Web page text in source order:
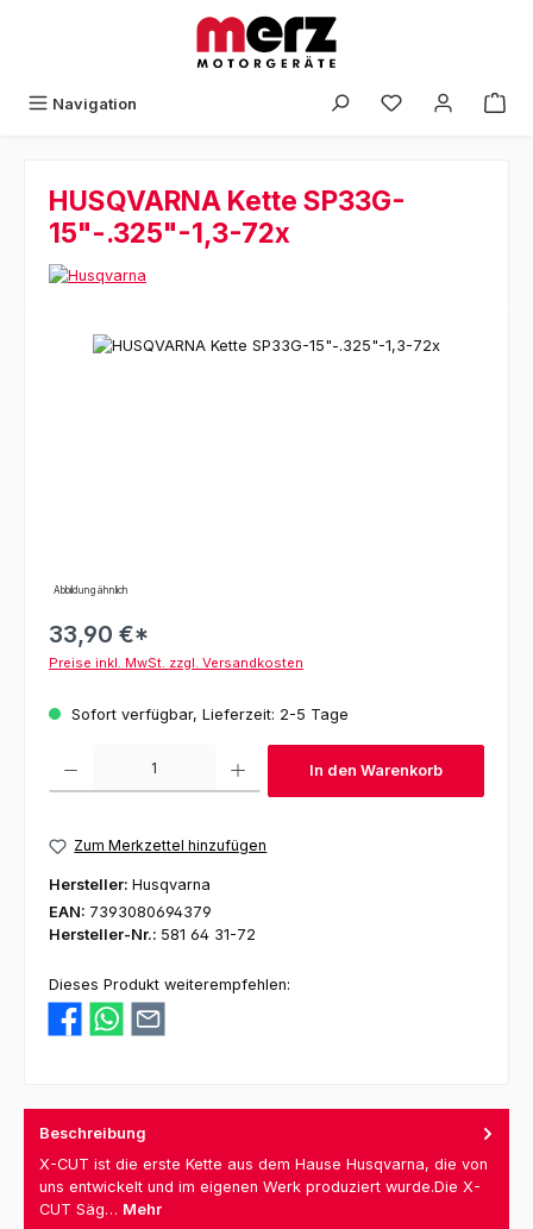
Navigation
HUSQVARNA Kette SP33G-
15"-.325"-1,3-72x
Bildergalerie überspringen
Abbildung ähnlich
33,90 €*
Preise inkl. MwSt. zzgl. Versandkosten
Sofort verfügbar, Lieferzeit: 2-5 Tage
In den Warenkorb
Zum Merkzettel hinzufügen
Hersteller: Husqvarna
EAN: 7393080694379
Hersteller-Nr.: 581 64 31-72
Dieses Produkt weiterempfehlen:
Beschreibung
X-CUT ist die erste Kette aus dem Hause Husqvarna, die von
uns entwickelt und im eigenen Werk produziert wurde.Die X-
CUT Säg… Mehr